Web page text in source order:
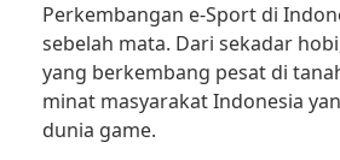
Perkembangan e-Sport di
sebelah mata. Dari sekadar
yang berkembang pesat di
minat masyarakat Indonesia
dunia game.